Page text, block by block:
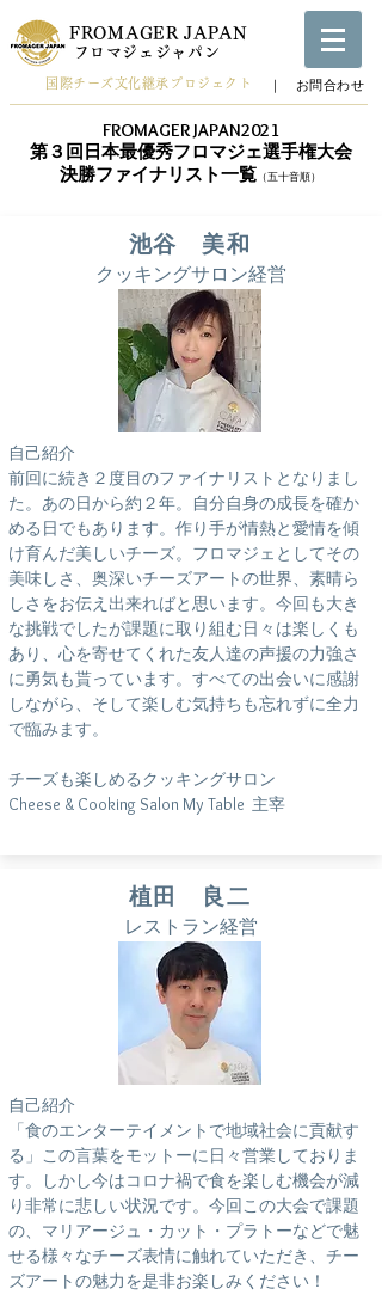
FROMAGER JAPAN
​フロマジェジャパン
国際チーズ文化継承プロジェクト ​｜ お問合わせ
FROMAGER JAPAN2021
第３回日本最優秀フロマジェ選手権大会
決勝ファイナリスト一覧 （五十音順）
池谷 美和
クッキングサロン経営
自己紹介
前回に続き２度目のファイナリストとなりまし
た。あの日から約２年。自分自身の成長を確か
める日でもあります。作り手が情熱と愛情を傾
け育んだ美しいチーズ。フロマジェとしてその
美味しさ、奥深いチーズアートの世界、素晴ら
しさをお伝え出来ればと思います。今回も大き
な挑戦でしたが課題に取り組む日々は楽しくも
あり、心を寄せてくれた友人達の声援の力強さ
に勇気も貰っています。すべての出会いに感謝
しながら、そして楽しむ気持ちも忘れずに全力
で臨みます。
チーズも楽しめるクッキングサロン
Cheese & Cooking Salon My Table 主宰
植田 良二
レストラン経営
自己紹介
「食のエンターテイメントで地域社会に貢献す
る」この言葉をモットーに日々営業しておりま
す。しかし今はコロナ禍で食を楽しむ機会が減
り非常に悲しい状況です。今回この大会で課題
の、マリアージュ・カット・プラトーなどで魅
せる様々なチーズ表情に触れていただき、チー
ズアートの魅力を是非お楽しみください！